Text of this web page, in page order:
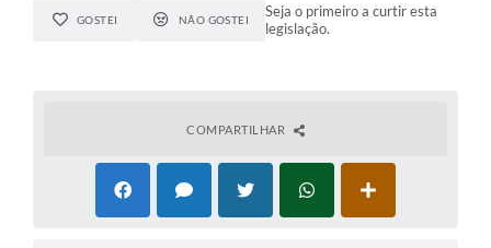
GOSTEI NÃO GOSTEI
Seja o primeiro a curtir esta
legislação.
COMPARTILHAR